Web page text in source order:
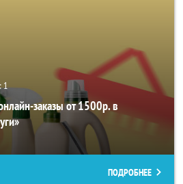
1
заказы от 1500р. в
ПОДРОБНЕЕ